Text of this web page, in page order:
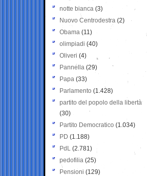
notte bianca (3)
Nuovo Centrodestra (2)
Obama (11)
olimpiadi (40)
Oliveri (4)
Pannella (29)
Papa (33)
Parlamento (1.428)
partito del popolo della libertà
(30)
Partito Democratico (1.034)
PD (1.188)
PdL (2.781)
pedofilia (25)
Pensioni (129)